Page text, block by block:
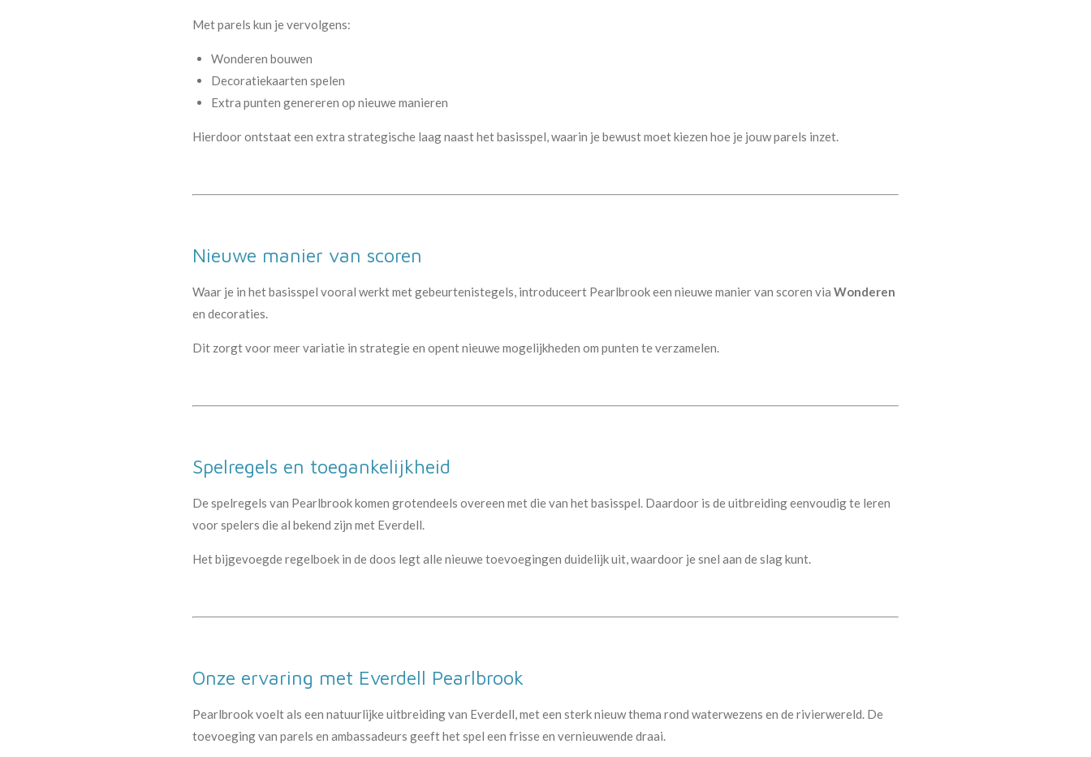
Met parels kun je vervolgens:
Wonderen bouwen
Decoratiekaarten spelen
Extra punten genereren op nieuwe manieren
Hierdoor ontstaat een extra strategische laag naast het basisspel, waarin je bewust moet kiezen hoe je jouw parels inzet.
Nieuwe manier van scoren
Waar je in het basisspel vooral werkt met gebeurtenistegels, introduceert Pearlbrook een nieuwe manier van scoren via Wonderen
en decoraties.
Dit zorgt voor meer variatie in strategie en opent nieuwe mogelijkheden om punten te verzamelen.
Spelregels en toegankelijkheid
De spelregels van Pearlbrook komen grotendeels overeen met die van het basisspel. Daardoor is de uitbreiding eenvoudig te leren
voor spelers die al bekend zijn met Everdell.
Het bijgevoegde regelboek in de doos legt alle nieuwe toevoegingen duidelijk uit, waardoor je snel aan de slag kunt.
Onze ervaring met Everdell Pearlbrook
Pearlbrook voelt als een natuurlijke uitbreiding van Everdell, met een sterk nieuw thema rond waterwezens en de rivierwereld. De
toevoeging van parels en ambassadeurs geeft het spel een frisse en vernieuwende draai.